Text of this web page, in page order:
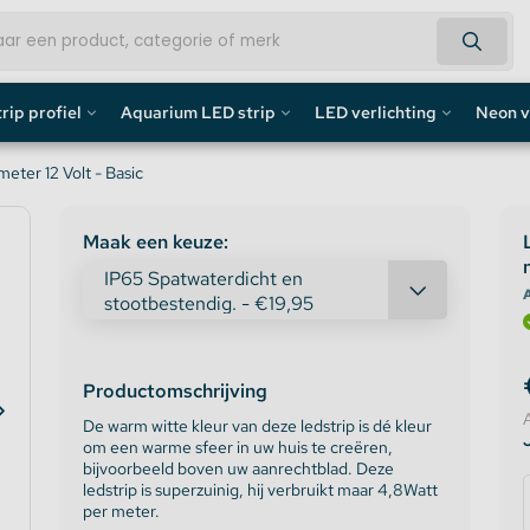
profiel
profiel
/ Gipsplaten Profiel
Aquarium LED strip
Aquarium LED Strips
Aquarium LED Strip accessoires
Aquarium LED Balken
LED verlichting Neon
Neon
12 Volt - Basic
Maak een keuze:
Productomschrijving
De warm witte kleur van deze ledstrip is dé kleur
om een warme sfeer in uw huis te creëren,
bijvoorbeeld boven uw aanrechtblad. Deze
ledstrip is superzuinig, hij verbruikt maar 4,8Watt
per meter.